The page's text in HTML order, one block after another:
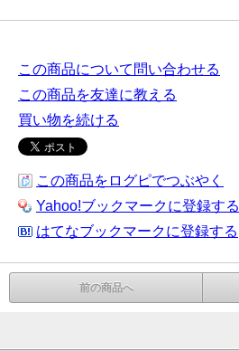
この商品について問い合わせる
この商品を友達に教える
買い物を続ける
この商品をログピでつぶやく
Yahoo!ブックマークに登録する
はてなブックマークに登録する
前の商品へ